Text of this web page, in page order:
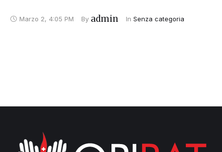
Marzo 2, 4:05 PM By admin In Senza categoria